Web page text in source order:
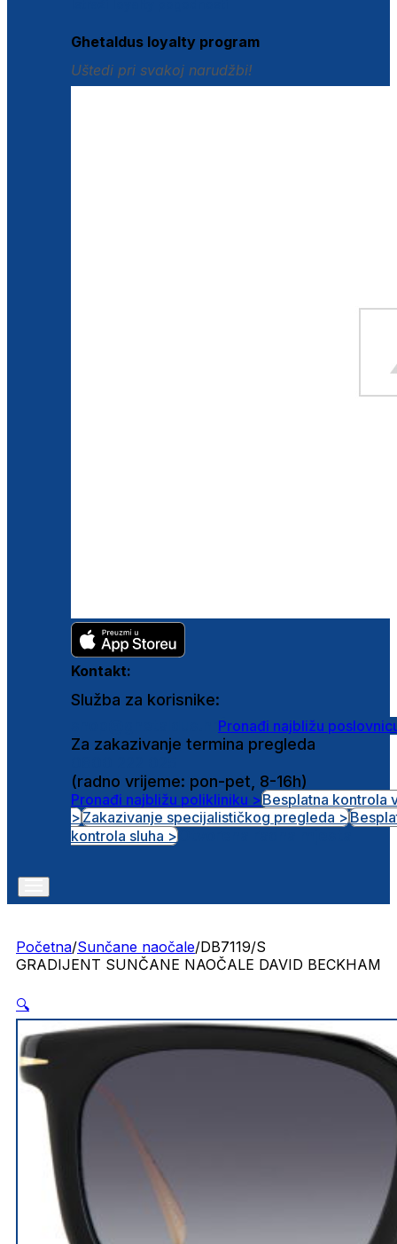
Ghetaldus loyalty program
Uštedi pri svakoj narudžbi!
Kontakt:
Služba za korisnike:
Pronađi najbližu
Za zakazivanje termina pregleda
(radno vrijeme: pon-pet, 8-16h)
Pronađi najbližu polikliniku >Besplatna kontrola
>Zakazivanje specijalističkog pregleda >
kontrola sluha >
Početna/Sunčane naočale/DB7119/S
GRADIJENT SUNČANE NAOČALE DAVID BECKHAM
🔍